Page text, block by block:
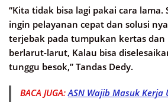
“Kita tidak bisa lagi pakai cara
ingin pelayanan cepat dan solusi
terjebak pada tumpukan kertas dan
berlarut-larut, Kalau bisa
tunggu besok,” Tandas Dedy.
BACA JUGA:ASN Wajib Masuk